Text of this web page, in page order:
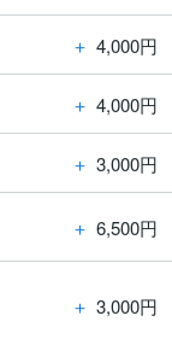
＋ 4,000円
＋ 4,000円
＋ 3,000円
＋ 6,500円
＋ 3,000円